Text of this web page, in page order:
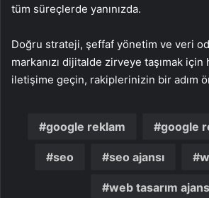
tüm süreçlerde yanınızda.
Doğru strateji, şeffaf yönetim ve veri
markanızı dijitalde zirveye taşımak
iletişime geçin, rakiplerinizin bir adım
google reklam google
seo seo ajansı
web tasarım